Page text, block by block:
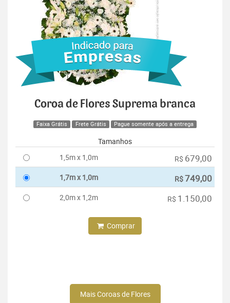
Coroa de Flores Suprema branca
Faixa Grátis Frete Grátis Pague somente após a entrega
Tamanhos
1,5m x 1,0m
R$ 679,00
1,7m x 1,0m R$749,00
2,0m x 1,2m R$ 1.150,00
Comprar
Mais Coroas de Flores